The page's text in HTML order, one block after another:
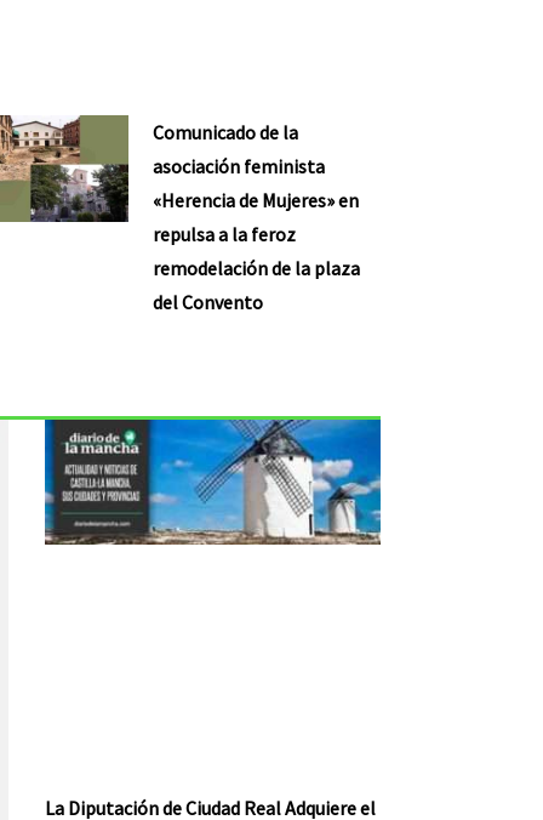
Comunicado de la
asociación feminista
«Herencia de Mujeres» en
repulsa a la feroz
remodelación de la plaza
del Convento
La Diputación de Ciudad Real Adquiere el